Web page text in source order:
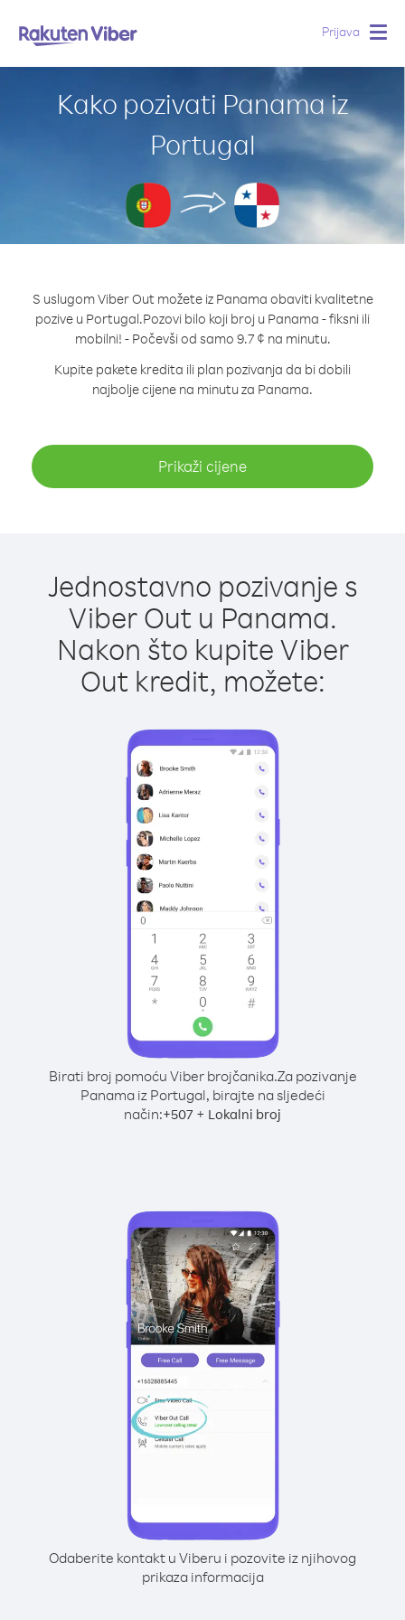
Prijava
Kako pozivati Panama iz
Portugal
S uslugom Viber Out možete iz Panama obaviti kvalitetne
pozive u Portugal.Pozovi bilo koji broj u Panama - fiksni ili
mobilni! - Počevši od samo 9.7 ¢ na minutu.
Kupite pakete kredita ili plan pozivanja da bi dobili
najbolje cijene na minutu za Panama.
Prikaži cijene
Jednostavno pozivanje s
Viber Out u Panama.
Nakon što kupite Viber
Out kredit, možete:
Birati broj pomoću Viber brojčanika.Za pozivanje
Panama iz Portugal, birajte na sljedeći
način:+507 + Lokalni broj
Odaberite kontakt u Viberu i pozovite iz njihovog
prikaza informacija